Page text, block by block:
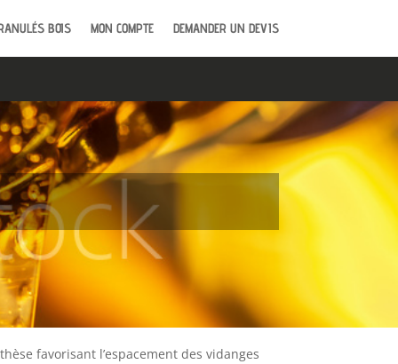
BOIS MON COMPTE DEMANDER UN DEVIS
favorisant l’espacement des vidanges